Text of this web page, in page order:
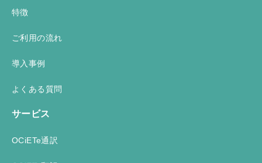
特徴
ご利用の流れ
導入事例
よくある質問
サービス
OCiETe通訳